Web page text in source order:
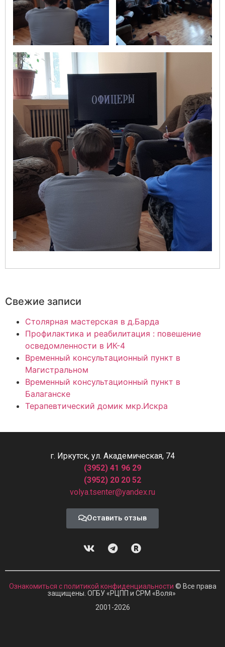
Свежие записи
Столярная мастерская в д.Барда
Профилактика и реабилитация : повешение
осведомленности в ИК-4
Временный консультационный пункт в
Магистральном
Временный консультационный пункт в
Балаганске
Терапевтический домик мкр.Искра
г. Иркутск, ул. Академическая, 74
(3952) 41 96 29
(3952) 20 20 52
volya.tsenter@yandex.ru
Оставить отзыв
Ознакомиться с политикой конфиденциальности © Все права
защищены. ОГБУ «РЦПП и СРМ «Воля»
2001-2026